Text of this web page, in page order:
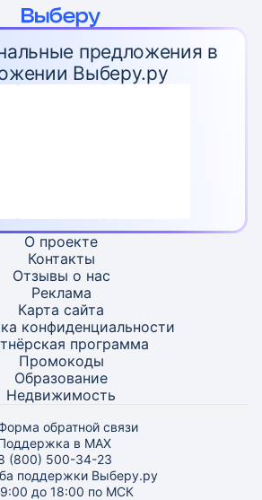
предложения в
Выберу.ру
О проекте
Контакты
Отзывы о нас
Реклама
Карта сайта
конфиденциальности
программа
Промокоды
Образование
Недвижимость
обратной связи
в MAX
(800) 500-34-23
поддержки Выберу.ру
до 18:00 по МСК